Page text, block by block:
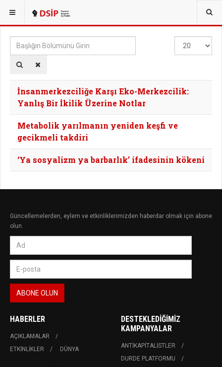
BURADASINIZ: TAGS
Başlığın
Bölümünü
Girin
Göster
#
İnsanmerkezciliğe Karşı Eko-Merkezcilik:
Yanlış Bir İkilik Üzerine Notlar
Metabolik yarılmanın yeniden keşfi ve
gecikmeli takdiri
‘Ya sosyalizm ya barbarlık’ ifadesinin kökeni
Güncellemelerden, eylem ve etkinliklerimizden haberdar olmak için abone
olun.
HABERLER
AÇIKLAMALAR
ETKINLIKLER
DÜNYA
DESTEKLEDIĞIMIZ
KAMPANYALAR
ANTIKAPITALISTLER
DURDE PLATFORMU